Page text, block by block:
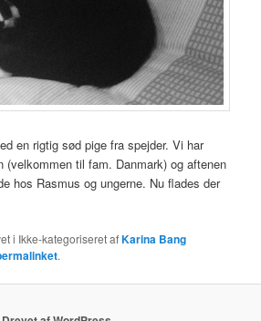
en rigtig sød pige fra spejder. Vi har
til fam. Danmark) og aftenen
hos Rasmus og ungerne. Nu flades der
i Ikke-kategoriseret afKarina Bang
.